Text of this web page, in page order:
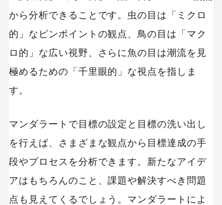
から分析できることです。虫の目は「ミクロ
的」なピンポイントの観点、鳥の目は「マク
ロ的」な広い視野、さらに魚の目は潮流を見
極めるための「千里眼的」な視点を指しま
す。
マンダラートで目標の設定と目標の洗い出し
を行えば、さまざまな観点から目標達成の手
段やプロセスを分析できます。新たなアイデ
アはもちろんのこと、課題や解決すべき問題
点も見えてくるでしょう。マンダラートによ